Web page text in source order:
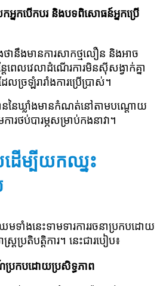
អ្នកបើកបរ និងបទពិសោធន៍អ្នកប្រើ
ងថានឹងមានការសាកថ្មលឿន និងអាច
ែពេលវេលាដំណើរការមិនស៊ីសង្វាក់គ្នា
លច្រឡំរារាំងការប្រើប្រាស់។
ននៃឃ្លាំងមានកំណត់នៅតាមបណ្តោយ
ការថប់បារម្ភសម្រាប់កងនាវា។
ើម្បីយកឈ្នះ
មទាំងនេះទាមទារការរចនាប្រកបដោយ
រ្តប្រតិបត្តិការ។ នេះជារបៀប៖
ប្រកបដោយប្រសិទ្ធភាព